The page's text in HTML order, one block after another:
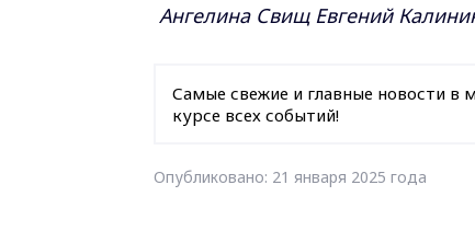
Ангелина Свищ Евгений
Самые свежие и главные новости в
курсе всех событий!
Опубликовано: 21 января 2025 года